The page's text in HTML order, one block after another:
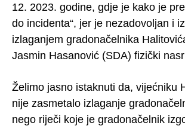
12. 2023. godine, gdje je kako je
do incidenta“, jer je nezadovoljan i
izlaganjem gradonačelnika
Jasmin Hasanović (SDA) fizički
Želimo jasno istaknuti da, vijećniku
nije zasmetalo izlaganje
nego riječi koje je gradonačelnik